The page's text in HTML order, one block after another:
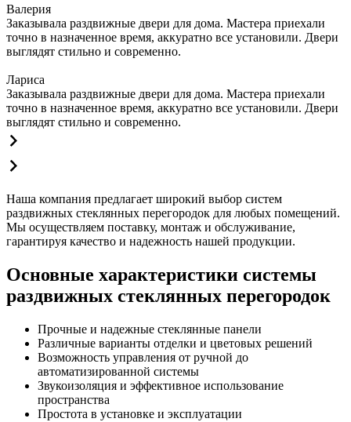
Валерия
Заказывала раздвижные двери для дома. Мастера приехали
точно в назначенное время, аккуратно все установили. Двери
выглядят стильно и современно.
Лариса
Заказывала раздвижные двери для дома. Мастера приехали
точно в назначенное время, аккуратно все установили. Двери
выглядят стильно и современно.
Наша компания предлагает широкий выбор систем
раздвижных стеклянных перегородок для любых помещений.
Мы осуществляем поставку, монтаж и обслуживание,
гарантируя качество и надежность нашей продукции.
Основные характеристики системы
раздвижных стеклянных перегородок
Прочные и надежные стеклянные панели
Различные варианты отделки и цветовых решений
Возможность управления от ручной до
автоматизированной системы
Звукоизоляция и эффективное использование
пространства
Простота в установке и эксплуатации